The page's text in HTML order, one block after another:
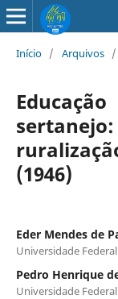
Início / Arquivos /
(1946)
Eder Mendes de
Universidade
Pedro Henrique
Universidade